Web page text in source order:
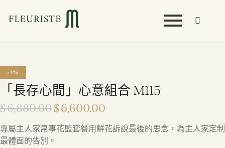
-4%
「長存心間」心意組合 M115
$6,880.00$6,600.00
專屬主人家帛事花籃套餐用鮮花訴說最後的思念，為主人家定制
最體面的告別。